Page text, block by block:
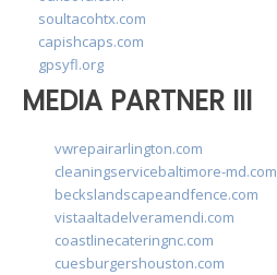
soultacohtx.com
capishcaps.com
gpsyfl.org
MEDIA PARTNER III
vwrepairarlington.com
cleaningservicebaltimore-md.com
beckslandscapeandfence.com
vistaaltadelveramendi.com
coastlinecateringnc.com
cuesburgershouston.com